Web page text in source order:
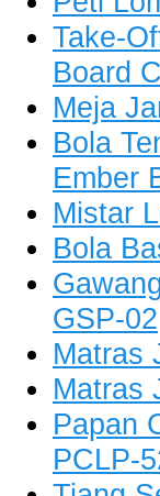
Take-
Board
Meja
Bola
Ember
Mistar
Bola
GSP-02
Matras
Matras
Papan
PCLP-